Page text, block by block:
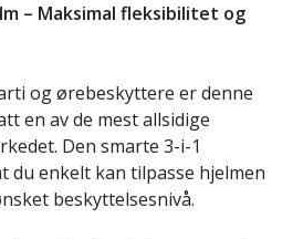
– Maksimal fleksibilitet og
og ørebeskyttere er denne
en av de mest allsidige
Den smarte 3-i-1
du enkelt kan tilpasse hjelmen
beskyttelsesnivå.